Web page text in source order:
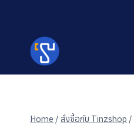
content
Home / สั่งซื้อกับ Tinzshop /